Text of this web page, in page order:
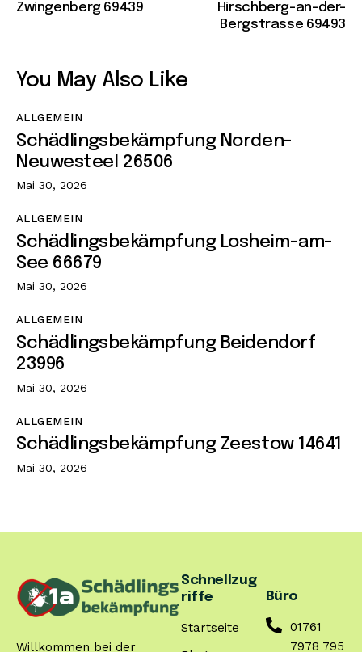
Zwingenberg 69439
Hirschberg-an-der-
Bergstrasse 69493
You May Also Like
ALLGEMEIN
Schädlingsbekämpfung Norden-
Neuwesteel 26506
Mai 30, 2026
ALLGEMEIN
Schädlingsbekämpfung Losheim-am-
See 66679
Mai 30, 2026
ALLGEMEIN
Schädlingsbekämpfung Beidendorf
23996
Mai 30, 2026
ALLGEMEIN
Schädlingsbekämpfung Zeestow 14641
Mai 30, 2026
Willkommen bei der
Schnellzug
riffe
Startseite
Büro
01761
7978 795